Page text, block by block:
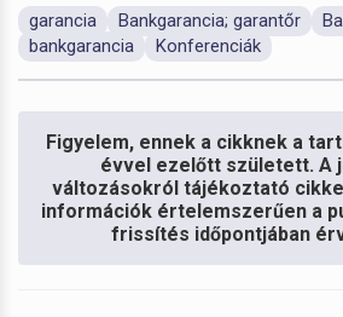
garancia Bankgarancia; garantőr
bankgarancia
Konferenciák
Figyelem, ennek a cikknek a
évvel ezelőtt született. A
változásokról tájékoztató
információk értelemszerűen a
frissítés időpontjában